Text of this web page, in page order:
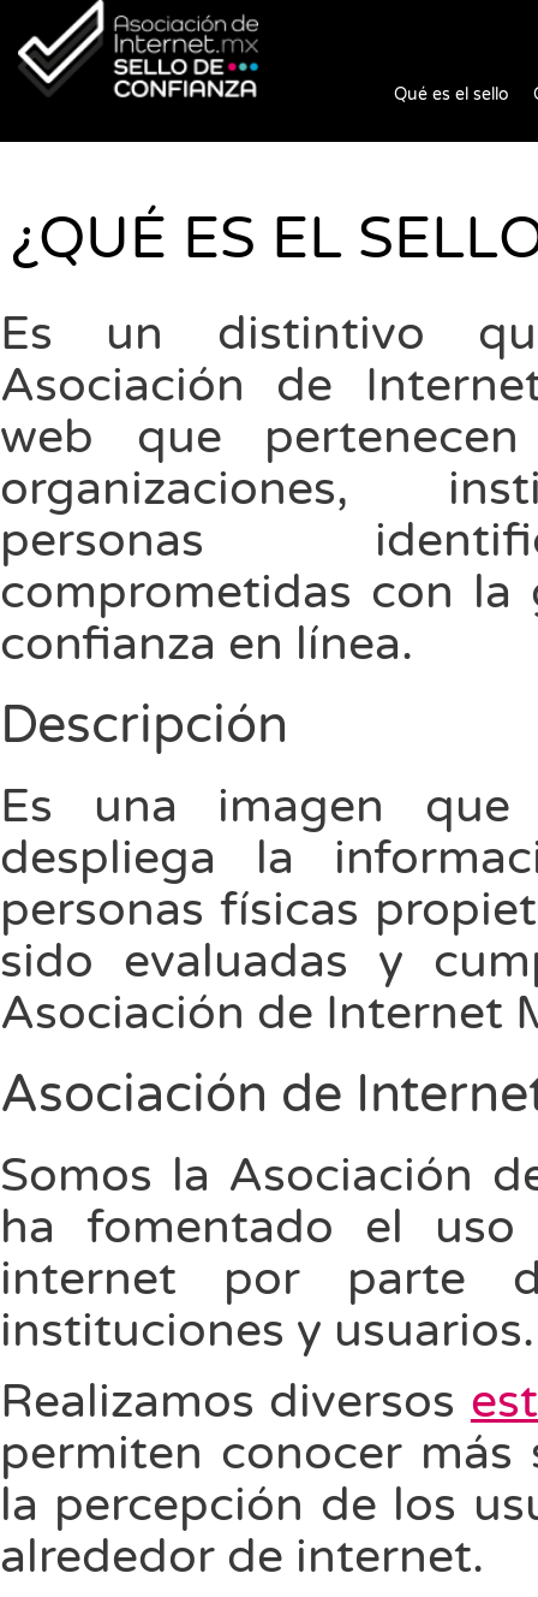
Qué es el sello
¿QUÉ ES EL
Es un distintivo
Asociación de
web que
organizaciones,
personas
comprometidas con la
confianza en línea.
Descripción
Es una imagen
despliega la
personas físicas
sido evaluadas y
Asociación de Internet
Asociación de
Somos la Asociación
ha fomentado el
internet por parte
instituciones y usuarios.
Realizamos diversos
permiten conocer más
la percepción de los
alrededor de internet.